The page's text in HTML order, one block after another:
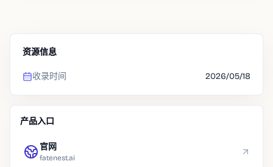
资源信息
收录时间 2026/05/18
产品入口
官网
fatenest.ai